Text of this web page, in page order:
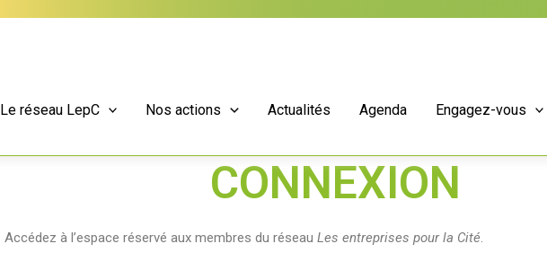
Le réseau LepC Nos actions Actualités Agenda Engagez-vous
CONNEXION
Accédez à l’espace réservé aux membres du réseau Les entreprises pour la Cité.